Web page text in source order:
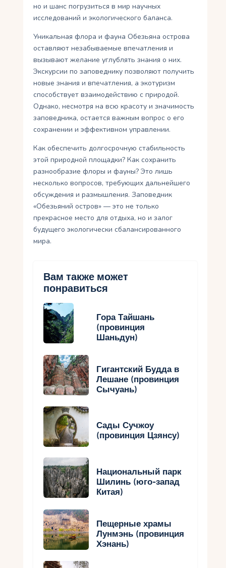
но и шанс погрузиться в мир научных
исследований и экологического баланса.
Уникальная флора и фауна Обезьяна острова
оставляют незабываемые впечатления и
вызывают желание углублять знания о них.
Экскурсии по заповеднику позволяют получить
новые знания и впечатления, а экотуризм
способствует взаимодействию с природой.
Однако, несмотря на всю красоту и значимость
заповедника, остается важным вопрос о его
сохранении и эффективном управлении.
Как обеспечить долгосрочную стабильность
этой природной площадки? Как сохранить
разнообразие флоры и фауны? Это лишь
несколько вопросов, требующих дальнейшего
обсуждения и размышления. Заповедник
«Обезьяний остров» — это не только
прекрасное место для отдыха, но и залог
будущего экологически сбалансированного
мира.
Вам также может
понравиться
Гора Тайшань
(провинция
Шаньдун)
Гигантский Будда в
Лешане (провинция
Сычуань)
Сады Сучжоу
(провинция Цзянсу)
Национальный парк
Шилинь (юго-запад
Китая)
Пещерные храмы
Лунмэнь (провинция
Хэнань)